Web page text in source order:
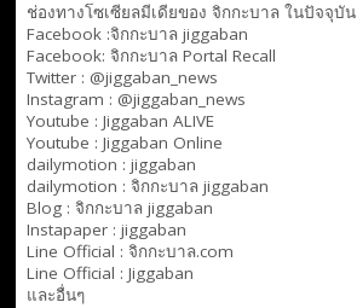
ช่องทางโซเซียลมีเดียของ จิกกะบาล ในปัจจุบัน
Facebook :จิกกะบาล jiggaban
Facebook: จิกกะบาล Portal Recall
Twitter : @jiggaban_news
Instagram : @jiggaban_news
Youtube : Jiggaban ALIVE
Youtube : Jiggaban Online
dailymotion : jiggaban
dailymotion : จิกกะบาล jiggaban
Blog : จิกกะบาล jiggaban
Instapaper : jiggaban
Line Official : จิกกะบาล.com
Line Official : Jiggaban
และอื่นๆ